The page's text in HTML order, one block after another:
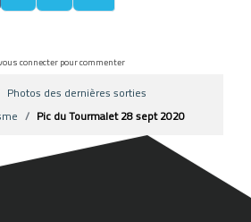
connecter pour commenter
Photos des dernières sorties
Pic du Tourmalet 28 sept 2020